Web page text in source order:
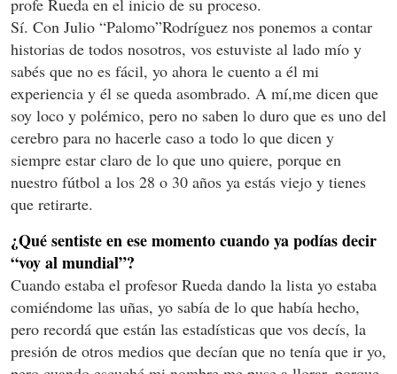
Sí. Con Julio “Palomo”Rodríguez nos ponemos a contar
historias de todos nosotros, vos estuviste al lado mío y
sabés que no es fácil, yo ahora le cuento a él mi
experiencia y él se queda asombrado. A mí,me dicen que
soy loco y polémico, pero no saben lo duro que es uno del
cerebro para no hacerle caso a todo lo que dicen y
siempre estar claro de lo que uno quiere, porque en
nuestro fútbol a los 28 o 30 años ya estás viejo y tienes
que retirarte.
¿Qué sentiste en ese momento cuando ya podías decir
“voy al mundial”?
Cuando estaba el profesor Rueda dando la lista yo estaba
comiéndome las uñas, yo sabía de lo que había hecho,
pero recordá que están las estadísticas que vos decís, la
presión de otros medios que decían que no tenía que ir yo,